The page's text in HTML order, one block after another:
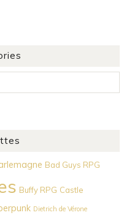
Bad Guys RPG
Buffy RPG Castle
Dietrich de Vérone